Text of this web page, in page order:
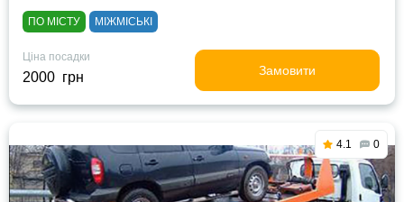
ПО МІСТУ МІЖМІСЬКІ
Ціна посадки
2000 грн Замовити
4.1 0